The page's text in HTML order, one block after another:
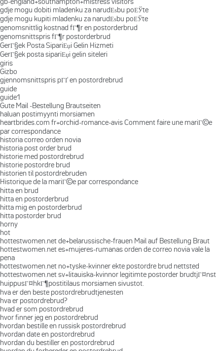
gdje mogu dobiti mladenku za narudЕѕbu poЕЎte
gdje mogu kupiti mladenku za narudЕѕbu poЕЎte
genomsnittlig kostnad fГ¶r en postorderbrud
genomsnittspris fГ¶r postorderbrud
GerГ§ek Posta SipariЕџi Gelin Hizmeti
GerГ§ek posta sipariЕџi gelin siteleri
giris
Gizbo
gjennomsnittspris pГҐ en postordrebrud
guide
guide1
Gute Mail -Bestellung Brautseiten
haluan postimyynti morsiamen
heartbrides.com fr+orchid-romance-avis Comment faire une mariГ©e
par correspondance
historia correo orden novia
historia post order brud
historie med postordrebrud
historie postordre brud
historien til postordrebruden
Historique de la mariГ©e par correspondance
hitta en brud
hitta en postorderbrud
hitta mig en postorderbrud
hitta postorder brud
horny
hot
hottestwomen.net de+belarussische-frauen Mail auf Bestellung Braut
hottestwomen.net es+mujeres-rumanas orden de correo novia vale la
pena
hottestwomen.net no+tyske-kvinner ekte postordre brud nettsted
hottestwomen.net sv+litauiska-kvinnor legitimte postorder brudtjГ¤nst
huippusГ¤hkГ¶postitilaus morsiamen sivustot.
hva er den beste postordrebrudtjenesten
hva er postordrebrud?
hvad er som postordrebrud
hvor finner jeg en postordrebrud
hvordan bestille en russisk postordrebrud
hvordan date en postordrebrud
hvordan du bestiller en postordrebrud